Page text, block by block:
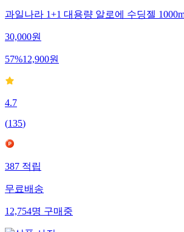
과일나라 1+1 대용량 알로에 수딩젤
30,000원
57%12,900원
4.7
(135)
387적립
무료배송
12,754명구매중